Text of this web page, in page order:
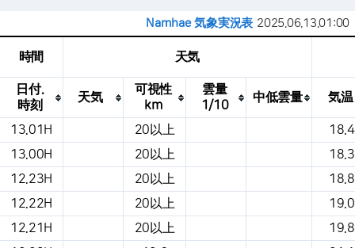
Namhae 気象実況表 2025.06.13.01:00
これは、場所、天気、気温、降水量、風、
気圧などを示す気象条件テーブルです。
時間 天気
日付.
時刻
天気
可視性
km
雲量
1/10
中低雲量 気温
13.01H 20以上
18.4
13.00H
20以上
18.3
12.23H
20以上
18.8
12.22H
20以上
19.0
12.21H
20以上
19.8